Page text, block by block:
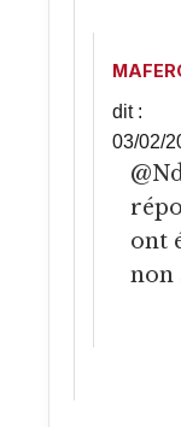
dit :
03/02/
@Ndabemeye: C’est une
ont
non